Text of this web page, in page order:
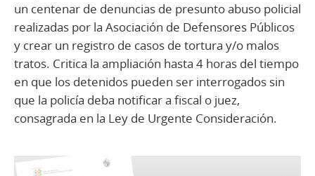
un centenar de denuncias de presunto abuso policial
realizadas por la Asociación de Defensores Públicos
y crear un registro de casos de tortura y/o malos
tratos. Critica la ampliación hasta 4 horas del tiempo
en que los detenidos pueden ser interrogados sin
que la policía deba notificar a fiscal o juez,
consagrada en la Ley de Urgente Consideración.